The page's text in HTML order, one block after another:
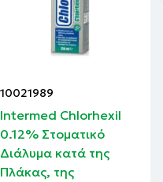
10021989
Intermed Chlorhexil
0.12% Στοματικό
Διάλυμα κατά της
Πλάκας, της